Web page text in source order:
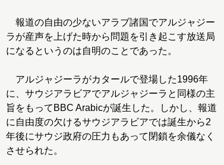
報道の自由の少ないアラブ諸国でアルジャジー
ラが産声を上げた時から問題を引き起こす放送局
になるというのは自明のことであった。
アルジャジーラがカタールで登場した1996年
に、サウジアラビアでアルジャジーラと同様の主
旨をもってBBC Arabicが誕生した。しかし、報道
に自由度の欠けるサウジアラビアでは誕生から2
年後にサウジ政府の圧力もあって閉鎖を余儀なく
させられた。